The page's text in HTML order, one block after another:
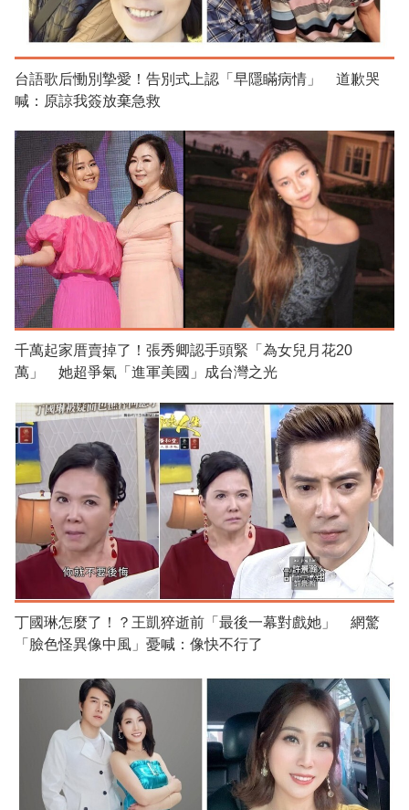
台語歌后慟別摯愛！告別式上認「早隱瞞病情」 道歉哭
喊：原諒我簽放棄急救
千萬起家厝賣掉了！張秀卿認手頭緊「為女兒月花20
萬」 她超爭氣「進軍美國」成台灣之光
丁國琳怎麼了！？王凱猝逝前「最後一幕對戲她」 網驚
「臉色怪異像中風」憂喊：像快不行了